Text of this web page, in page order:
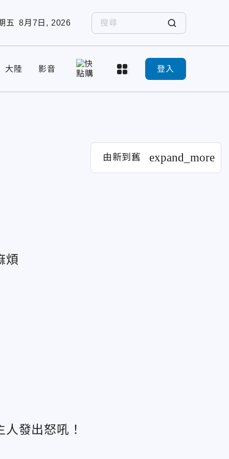
五 8月7日, 2026
大陸 影音 登入
由新到舊 expand_more
煩
發出怒吼！